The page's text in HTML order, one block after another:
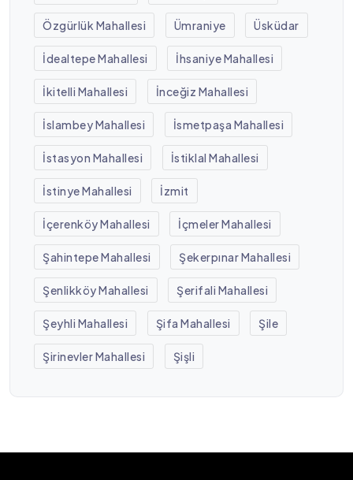
Özgürlük Mahallesi Ümraniye Üsküdar
İdealtepe Mahallesi İhsaniye Mahallesi
İkitelli Mahallesi İnceğiz Mahallesi
İslambey Mahallesi İsmetpaşa Mahallesi
İstasyon Mahallesi İstiklal Mahallesi
İstinye Mahallesi İzmit
İçerenköy Mahallesi İçmeler Mahallesi
Şahintepe Mahallesi Şekerpınar Mahallesi
Şenlikköy Mahallesi Şerifali Mahallesi
Şeyhli Mahallesi Şifa Mahallesi Şile
Şirinevler Mahallesi Şişli